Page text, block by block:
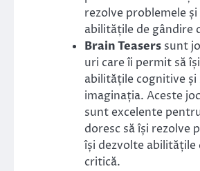
rezolve problemele
abilitățile de gândire
Brain Teasers sunt
uri care îi permit să
abilitățile cognitive și
imaginația. Aceste
sunt excelente
doresc să își rezolve
își dezvolte abilitățile
critică.